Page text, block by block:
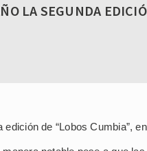
LA SEGUNDA
edición de “Lobos Cumbia”,